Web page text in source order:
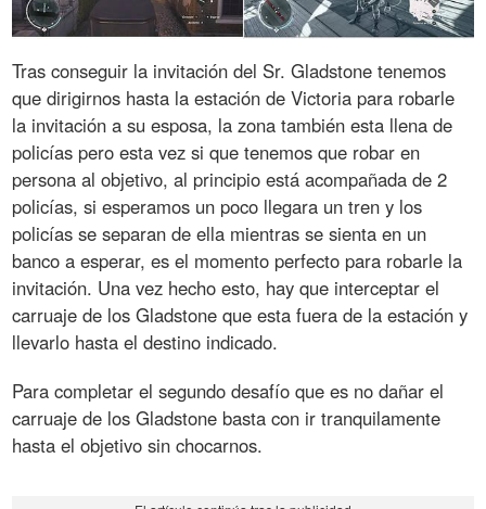
Tras conseguir la invitación del Sr. Gladstone tenemos
que dirigirnos hasta la estación de Victoria para robarle
la invitación a su esposa, la zona también esta llena de
policías pero esta vez si que tenemos que robar en
persona al objetivo, al principio está acompañada de 2
policías, si esperamos un poco llegara un tren y los
policías se separan de ella mientras se sienta en un
banco a esperar, es el momento perfecto para robarle la
invitación. Una vez hecho esto, hay que interceptar el
carruaje de los Gladstone que esta fuera de la estación y
llevarlo hasta el destino indicado.
Para completar el segundo desafío que es no dañar el
carruaje de los Gladstone basta con ir tranquilamente
hasta el objetivo sin chocarnos.